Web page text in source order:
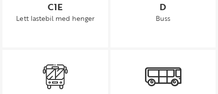
C1E
Lett lastebil med henger
D
Buss